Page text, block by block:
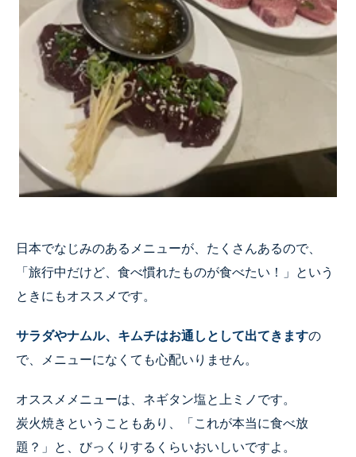
日本でなじみのあるメニューが、 たくさんあるので、
「旅行中だけど、 食べ慣れたものが食べたい！ 」 という
ときにもオススメです。
サラダやナムル、キムチはお通しとして出てきますの
で、メニューになくても心配いりません。
オススメメニューは、 ネギタン塩と上ミノです。
炭火焼きということもあり、
「これが本当に食べ放
題？ 」 と 、 びっくりするくらいおいしいですよ。